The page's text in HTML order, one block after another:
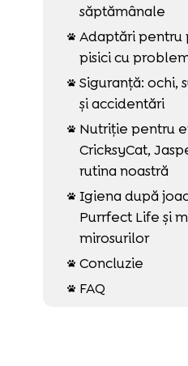
săptămânale
 Adaptări pentru
pisici cu
 Siguranță: ochi,
și accidentări

Nutriție pentru
CricksyCat,
rutina noastră
 Igiena după
Purrfect Life și
mirosurilor
 Concluzie
 FAQ